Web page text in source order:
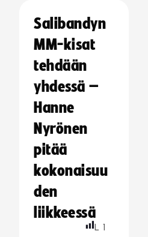
Salibandyn
MM-kisat
tehdään
yhdessä –
Hanne
Nyrönen
pitää
kokonaisuu
den
liikkeessä
L 1